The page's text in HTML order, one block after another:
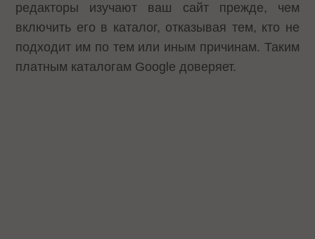
редакторы изучают ваш сайт прежде, чем
включить его в каталог, отказывая тем, кто не
подходит им по тем или иным причинам. Таким
платным каталогам Google доверяет.